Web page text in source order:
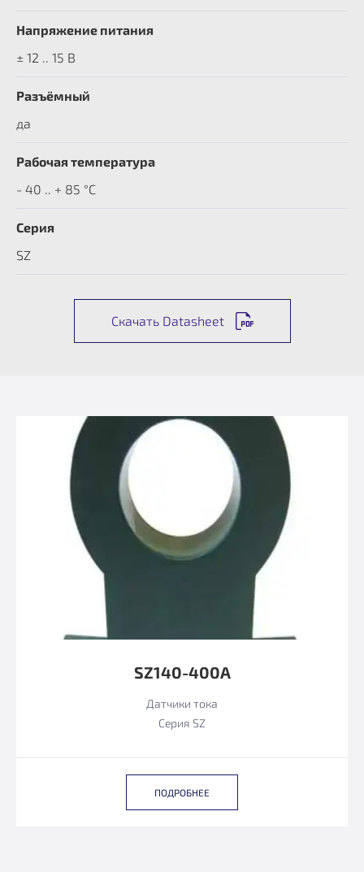
Напряжение питания
± 12 .. 15 В
Разъёмный
да
Рабочая температура
- 40 .. + 85 °C
Серия
SZ
Скачать Datasheet
SZ140-400А
Датчики тока
Серия SZ
ПОДРОБНЕЕ